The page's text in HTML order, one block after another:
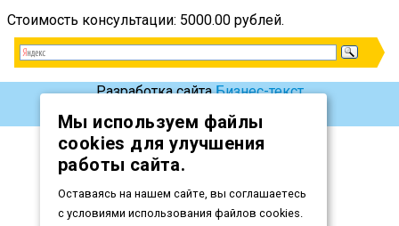
Стоимость консультации: 5000.00 рублей.
Разработка сайтаБизнес-текст
Мы используем файлы
cookies для улучшения
работы сайта.
Оставаясь на нашем сайте, вы соглашаетесь
с условиями использования файлов cookies.